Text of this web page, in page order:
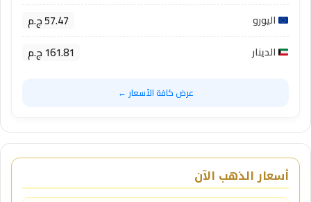
اليورو 57.47 ج.م
الدينار 161.81 ج.م
عرض كافة الأسعار ←
أسعار الذهب الآن